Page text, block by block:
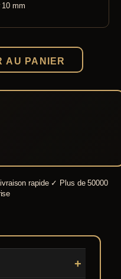
mm
AU PANIER
rapide ✓ Plus de 50000